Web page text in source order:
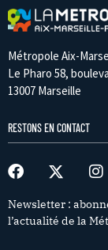
Métropole Aix-
Le Pharo 58,
13007 Marseille
RESTONS EN CONTACT
Newsletter :
l’actualité de la